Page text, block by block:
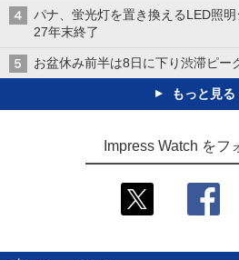
パナ、蛍光灯を置き換えるLED照
27年末終了
お盆休み前半は8日に下り渋滞ピ
もっと見る
Impress Watch をフ